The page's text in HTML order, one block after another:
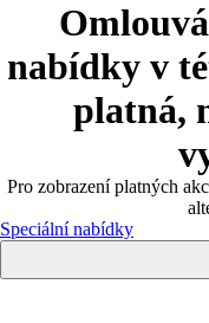
nabídky v
platná,
Pro zobrazení platných
Speciální nabídky